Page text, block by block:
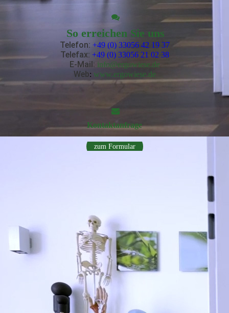
So erreichen Sie uns
Telefon: +49 (0) 33056 42 19 37
Telefax: +49 (0) 33056 21 02 38
E-Mail: info@ergowiese.de
Web: www.ergowiese.de
Kontakt­anfrage
zum Formular